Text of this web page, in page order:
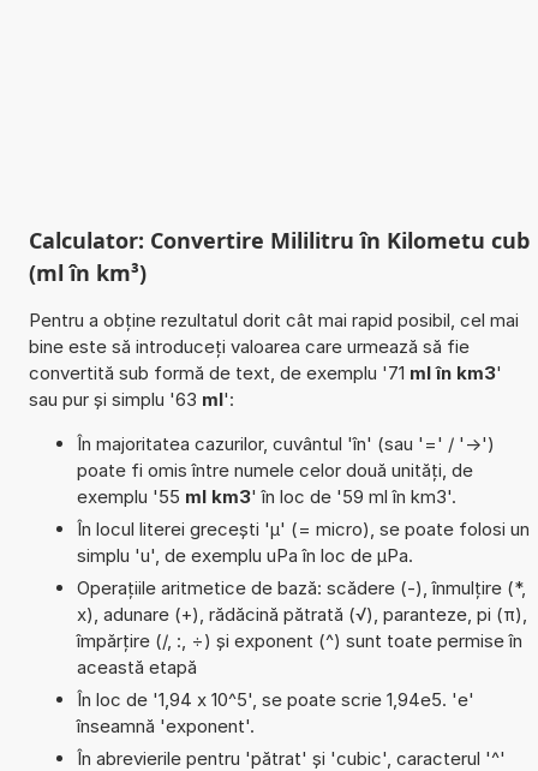
Calculator: Convertire Mililitru în Kilometu cub
(ml în km³)
Pentru a obține rezultatul dorit cât mai rapid posibil, cel mai
bine este să introduceți valoarea care urmează să fie
convertită sub formă de text, de exemplu '71 ml în km3'
sau pur și simplu '63 ml':
În majoritatea cazurilor, cuvântul 'în' (sau '=' / '->')
poate fi omis între numele celor două unități, de
exemplu '55 ml km3' în loc de '59 ml în km3'.
În locul literei grecești 'µ' (= micro), se poate folosi un
simplu 'u', de exemplu uPa în loc de µPa.
Operațiile aritmetice de bază: scădere (-), înmulțire (*,
x), adunare (+), rădăcină pătrată (√), paranteze, pi (π),
împărțire (/, :, ÷) și exponent (^) sunt toate permise în
această etapă
În loc de '1,94 x 10^5', se poate scrie 1,94e5. 'e'
înseamnă 'exponent'.
În abrevierile pentru 'pătrat' și 'cubic', caracterul '^'